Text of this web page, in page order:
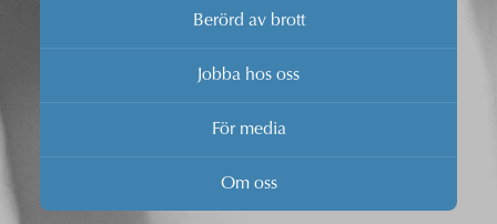
Berörd av brott
Jobba hos oss
För media
Om oss